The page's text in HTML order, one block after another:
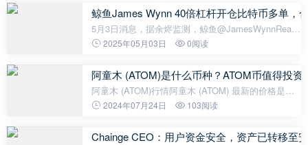
鲸鱼James Wynn 40倍杠杆开仓比特币多单，
5月3日消息，据余烬监测，鲸鱼@JamesWynnReal
在5/1下午以来的40个小时里，在Hyperliquid上使用
数量：1,419.4枚，价值1.37亿美元；建仓均
2025年05月03日 0阅读
阿童木 (ATOM)是什么币种？ATOM币值得投资
阿童木 (ATOM)行情阿童木 (ATOM) 最新的价格是
$12.42，24 小时的交易量是$230,810,772. ATOM的
量为：3.91亿 ATOM，最大供应量：无
2024年07月24日 103阅读
Chainge CEO：用户资金安全，资产已转移至